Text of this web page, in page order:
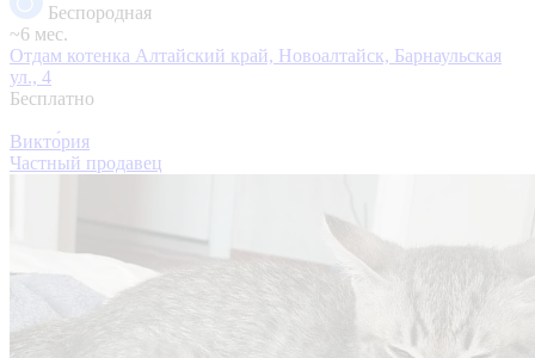
Беспородная
~6 мес.
Отдам котенка Алтайский край, Новоалтайск, Барнаульская
ул., 4
Бесплатно
Викто́рия
Частный продавец